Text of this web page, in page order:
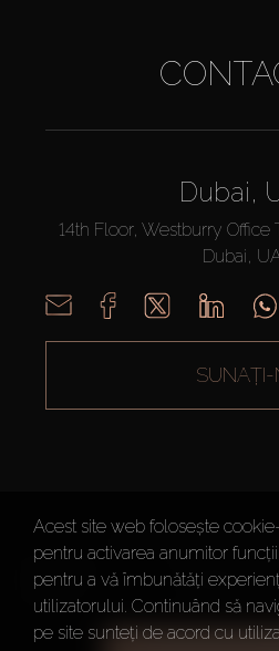
Dubai,
14th Floor, Westburry Office
Dubai,
SUNAȚI-
AX CAPITAL ©2026 Toate
Termeni de
utilizare
Politica de
Acest site web folosește
pentru activarea anumitor
pentru a vă îmbunătăți
utilizatorului. Continuând să
pe site sunteți de acord cu